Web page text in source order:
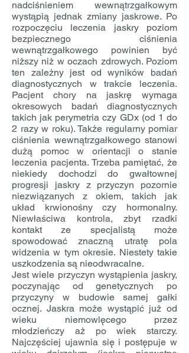
nadciśnieniem wewnątrzgałkowym
wystąpią jednak zmiany jaskrowe. Po
rozpoczęciu leczenia jaskry poziom
bezpiecznego ciśnienia
wewnątrzgałkowego powinien być
niższy niż w oczach zdrowych. Poziom
ten zależny jest od wyników badań
diagnostycznych w trakcie leczenia.
Pacjent chory na jaskrę wymaga
okresowych badań diagnostycznych
takich jak perymetria czy GDx (od 1 do
2 razy w roku). Także regularny pomiar
ciśnienia wewnątrzgałkowego stanowi
dużą pomoc w orientacji o stanie
leczenia pacjenta. Trzeba pamiętać, że
niekiedy dochodzi do gwałtownej
progresji jaskry z przyczyn pozornie
niezwiązanych z okiem, takich jak
układ krwionośny czy hormonalny.
Niewłaściwa kontrola, zbyt rzadki
kontakt ze specjalistą może
spowodować znaczną utratę pola
widzenia w tym okresie. Niestety takie
uszkodzenia są nieodwracalne.
Jest wiele przyczyn wystąpienia jaskry,
poczynając od genetycznych po
przyczyny w budowie samej gałki
ocznej. Jaskra może wystąpić już od
wieku niemowlęcego przez
młodzieńczy aż po wiek starczy.
Najczęściej ujawnia się i postępuje w